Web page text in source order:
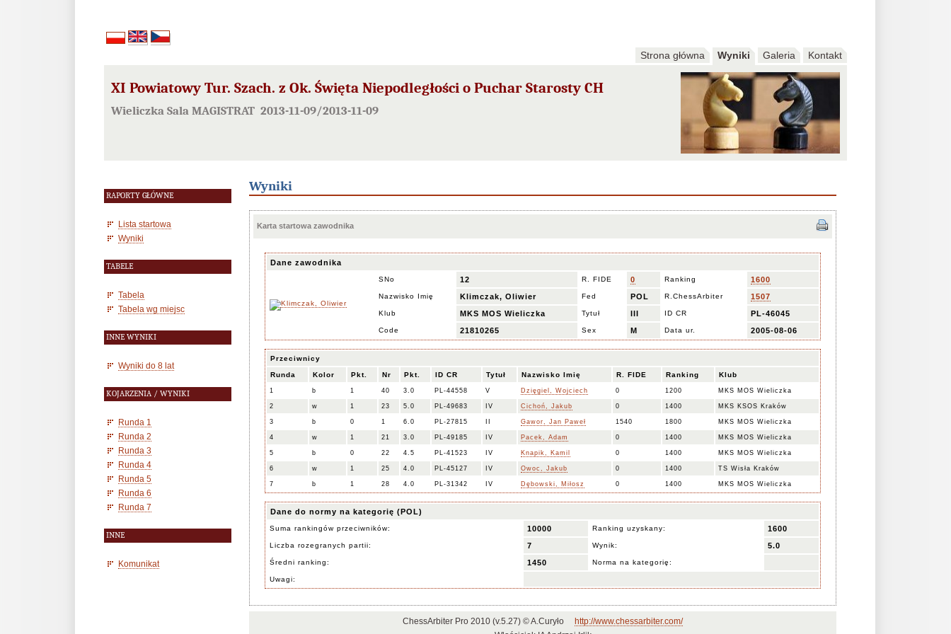
Strona główna Wyniki Galeria Kontakt
XI Powiatowy Tur. Szach. z Ok. Święta Niepodległości o Puchar Starosty CH
Wieliczka Sala MAGISTRAT 2013-11-09/2013-11-09
RAPORTY GŁÓWNE
Lista startowa
Wyniki
TABELE
Tabela
Tabela wg miejsc
INNE WYNIKI
Wyniki do 8 lat
KOJARZENIA / WYNIKI
Runda 1
Runda 2
Runda 3
Runda 4
Runda 5
Runda 6
Runda 7
INNE
Komunikat
Wyniki
Karta startowa zawodnika
Dane zawodnika
SNo 12 R. FIDE 0 Ranking 1600
Nazwisko Imię Klimczak, Oliwier Fed POL R.ChessArbiter 1507
Klub MKS MOS Wieliczka Tytuł III ID CR PL-46045
Code 21810265 Sex M Data ur. 2005-08-06
Przeciwnicy
Runda Kolor Pkt. Nr Pkt. ID CR Tytuł Nazwisko Imię R. FIDE Ranking Klub
1 b 1 40 3.0 PL-44558 V Dzięgiel, Wojciech 0 1200 MKS MOS Wieliczka
2 w 1 23 5.0 PL-49683 IV Cichoń, Jakub 0 1400 MKS KSOS Kraków
3 b 0 1 6.0 PL-27815 Gawor, Jan Paweł 1540 1800 MKS MOS Wieliczka
4 w 1 21 3.0 PL-49185 IV Pacek, Adam 0 1400 MKS MOS Wieliczka
5 b 0 22 4.5 PL-41523 IV Knapik, Kamil 0 1400 MKS MOS Wieliczka
6 w 1 25 4.0 PL-45127 IV Owoc, Jakub 0 1400 TS Wisła Kraków
7 b 1 28 4.0 PL-31342 IV Dębowski, Miłosz 0 1400 MKS MOS Wieliczka
Dane do normy na kategorię (POL)
Suma rankingów przeciwników: 10000 Ranking uzyskany: 1600
Liczba rozegranych partii: 7 Wynik: 5.0
Średni ranking: 1450 Norma na kategorię:
Uwagi:
ChessArbiter Pro 2010 (v.5.27) © A.Curyło
http://www.chessarbiter.com/